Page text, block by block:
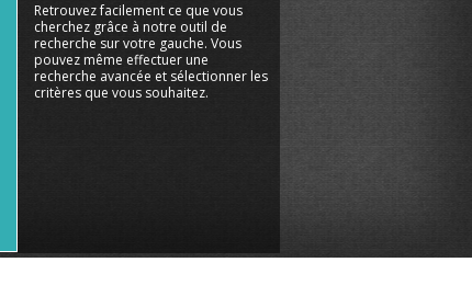
Retrouvez facilement ce que vous
cherchez grâce à notre outil de
recherche sur votre gauche. Vous
pouvez même effectuer une
recherche avancée et sélectionner les
critères que vous souhaitez.